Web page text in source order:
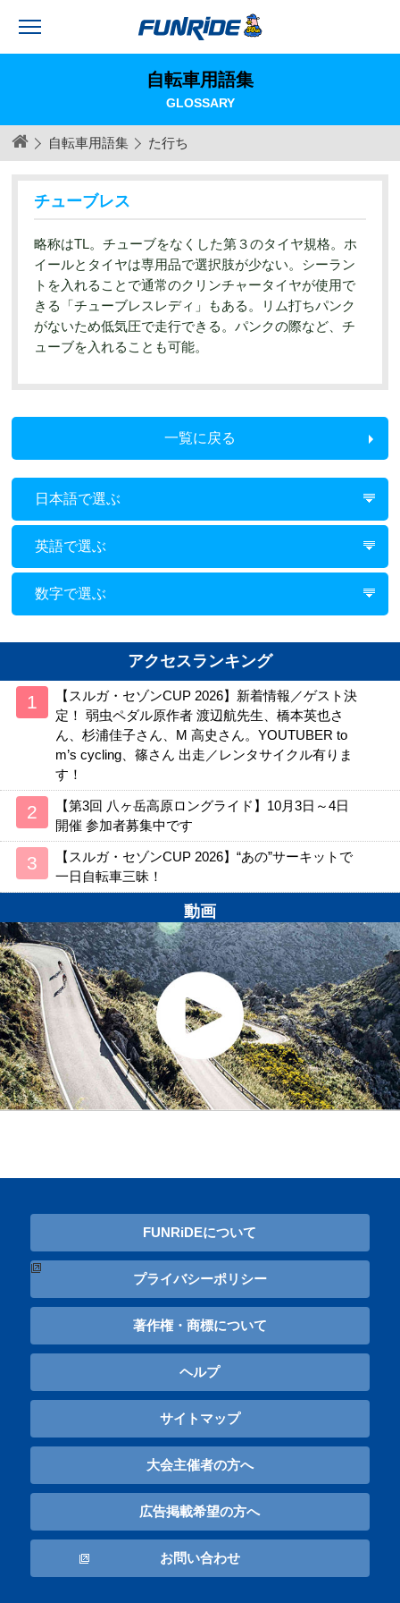
自転車用語集
GLOSSARY
自転車用語集 た行ち
チューブレス
略称はTL。チューブをなくした第３のタイヤ規格。ホ
イールとタイヤは専用品で選択肢が少ない。シーラン
トを入れることで通常のクリンチャータイヤが使用で
きる「チューブレスレディ」もある。リム打ちパンク
がないため低気圧で走行できる。パンクの際など、チ
ューブを入れることも可能。
一覧に戻る
日本語で選ぶ
英語で選ぶ
数字で選ぶ
アクセスランキング
【スルガ・セゾンCUP 2026】新着情報／ゲスト決
定！ 弱虫ペダル原作者 渡辺航先生、橋本英也さ
ん、杉浦佳子さん、M 高史さん。YOUTUBER to
m’s cycling、篠さん 出走／レンタサイクル有りま
す！
【第3回 八ヶ岳高原ロングライド】10月3日～4日
開催 参加者募集中です
【スルガ・セゾンCUP 2026】“あの”サーキットで
一日自転車三昧！
動画
FUNRiDEについて
プライバシーポリシー
著作権・商標について
ヘルプ
サイトマップ
大会主催者の方へ
広告掲載希望の方へ
お問い合わせ